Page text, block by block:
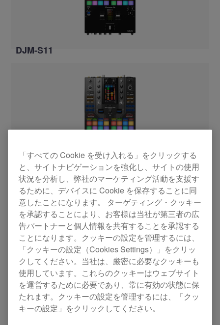
DJM-S11
DJM-S11-SE
DJM-S7
「すべての Cookie を受け入れる」をクリックする
と、サイトナビゲーションを強化し、サイトの使用
状況を分析し、弊社のマーケティング活動を支援す
るために、デバイスに Cookie を保存することに同
意したことになります。 ターゲティング・クッキー
を承認することにより、お客様は当社が第三者の広
告パートナーと個人情報を共有することを承認する
ことになります。クッキーの設定を管理するには、
「クッキーの設定（Cookies Settings）」をクリッ
クしてください。当社は、厳密に必要なクッキーも
使用しています。これらのクッキーはウェブサイト
を運営するために必要であり、常に有効の状態に保
たれます。クッキーの設定を管理するには、「クッ
キーの設定」をクリックしてください。